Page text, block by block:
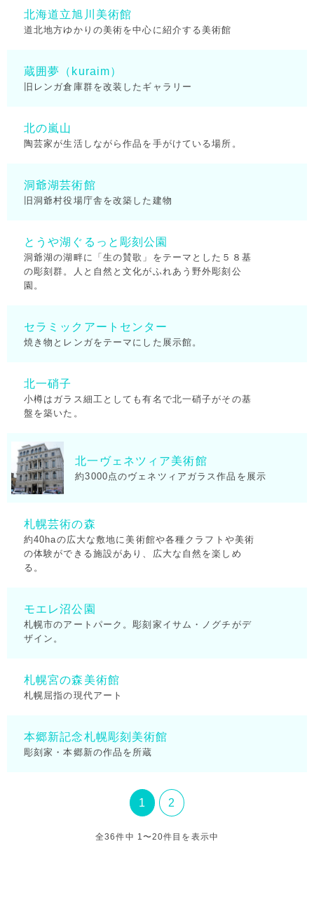
北海道立旭川美術館
道北地方ゆかりの美術を中心に紹介する美術館
蔵囲夢（kuraim）
旧レンガ倉庫群を改装したギャラリー
北の嵐山
陶芸家が生活しながら作品を手がけている場所。
洞爺湖芸術館
旧洞爺村役場庁舎を改築した建物
とうや湖ぐるっと彫刻公園
洞爺湖の湖畔に「生の賛歌」をテーマとした５８基
の彫刻群。人と自然と文化がふれあう野外彫刻公
園。
セラミックアートセンター
焼き物とレンガをテーマにした展示館。
北一硝子
小樽はガラス細工としても有名で北一硝子がその基
盤を築いた。
北一ヴェネツィア美術館
約3000点のヴェネツィアガラス作品を展示
札幌芸術の森
約40haの広大な敷地に美術館や各種クラフトや美術
の体験ができる施設があり、広大な自然を楽しめ
る。
モエレ沼公園
札幌市のアートパーク。彫刻家イサム・ノグチがデ
ザイン。
札幌宮の森美術館
札幌屈指の現代アート
本郷新記念札幌彫刻美術館
彫刻家・本郷新の作品を所蔵
1 2
全36件中 1〜20件目を表示中